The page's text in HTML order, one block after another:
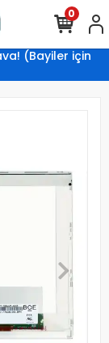
(Bayiler için
0